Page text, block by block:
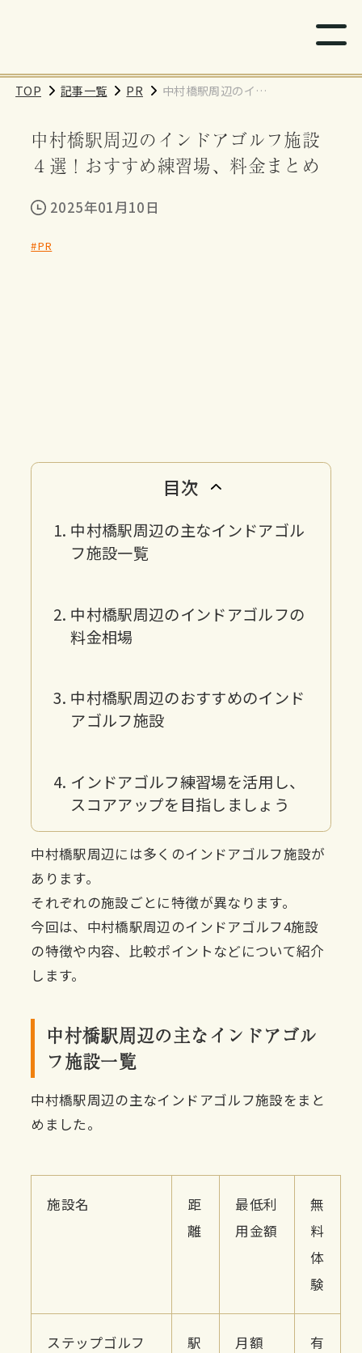
TOP 記事一覧 PR
中村橋駅周辺のイン
選！おすすめ練習
場、料金まとめ
中村橋駅周辺のインドアゴルフ施設
４選！おすすめ練習場、料金まとめ
2025年01月10日
#PR
目次
中村橋駅周辺の主なインドアゴル
フ施設一覧
中村橋駅周辺のインドアゴルフの
料金相場
中村橋駅周辺のおすすめのインド
アゴルフ施設
インドアゴルフ練習場を活用し、
スコアアップを目指しましょう
中村橋駅周辺には多くのインドアゴルフ施設が
あります。
それぞれの施設ごとに特徴が異なります。
今回は、中村橋駅周辺のインドアゴルフ4施設
の特徴や内容、比較ポイントなどについて紹介
します。
中村橋駅周辺の主なインドアゴル
フ施設一覧
中村橋駅周辺の主なインドアゴルフ施設をまと
めました。
施設名
距
離
最低利
用金額
無
料
体
験
ステップゴルフ
駅
月額
有